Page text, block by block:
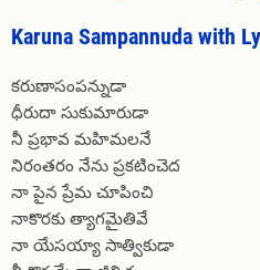
Karuna Sampannuda with
కరుణాసంపన్నుడా
ధీరుదా సుకుమారుడా
నీ ప్రభావ మహిమలనే
నిరంతరం నేను ప్రకటించెద
నా పైన ప్రేమ చూపించి
నాకొరకు త్యాగమైతివే
నా యేసయ్యా సాత్వికుడా